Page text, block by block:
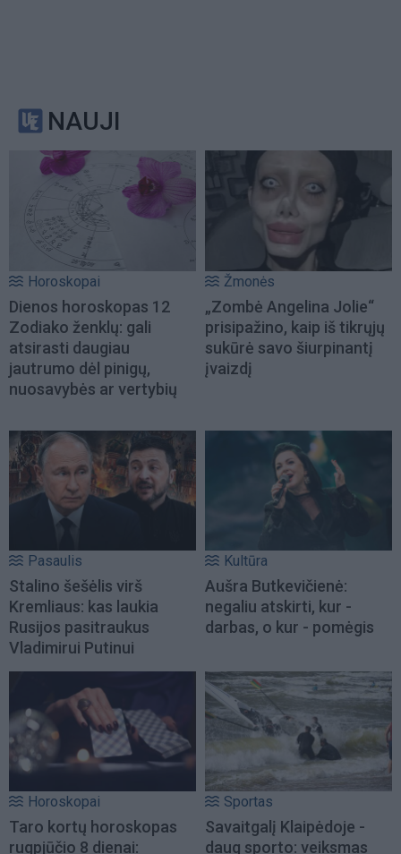
NAUJI
Horoskopai
Dienos horoskopas 12
Zodiako ženklų: gali
atsirasti daugiau
jautrumo dėl pinigų,
nuosavybės ar vertybių
Žmonės
„Zombė Angelina Jolie“
prisipažino, kaip iš tikrųjų
sukūrė savo šiurpinantį
įvaizdį
Pasaulis
Stalino šešėlis virš
Kremliaus: kas laukia
Rusijos pasitraukus
Vladimirui Putinui
Kultūra
Aušra Butkevičienė:
negaliu atskirti, kur -
darbas, o kur - pomėgis
Horoskopai
Taro kortų horoskopas
rugpjūčio 8 dienai:
Sportas
Savaitgalį Klaipėdoje -
daug sporto: veiksmas